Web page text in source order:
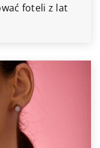
foteli z lat